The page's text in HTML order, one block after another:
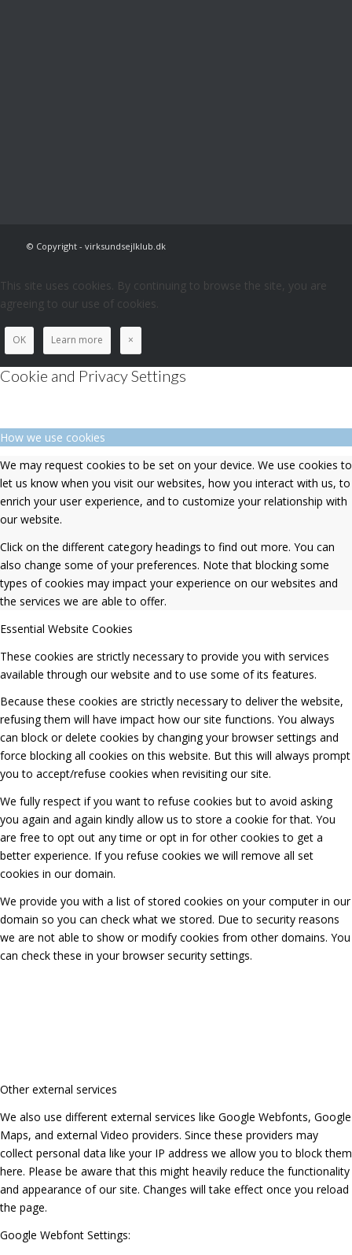
© Copyright - virksundsejlklub.dk
This site uses cookies. By continuing to browse the site, you are
agreeing to our use of cookies.
OK Learn more ×
Cookie and Privacy Settings
How we use cookies
We may request cookies to be set on your device. We use cookies to
let us know when you visit our websites, how you interact with us, to
enrich your user experience, and to customize your relationship with
our website.
Click on the different category headings to find out more. You can
also change some of your preferences. Note that blocking some
types of cookies may impact your experience on our websites and
the services we are able to offer.
Essential Website Cookies
These cookies are strictly necessary to provide you with services
available through our website and to use some of its features.
Because these cookies are strictly necessary to deliver the website,
refusing them will have impact how our site functions. You always
can block or delete cookies by changing your browser settings and
force blocking all cookies on this website. But this will always prompt
you to accept/refuse cookies when revisiting our site.
We fully respect if you want to refuse cookies but to avoid asking
you again and again kindly allow us to store a cookie for that. You
are free to opt out any time or opt in for other cookies to get a
better experience. If you refuse cookies we will remove all set
cookies in our domain.
We provide you with a list of stored cookies on your computer in our
domain so you can check what we stored. Due to security reasons
we are not able to show or modify cookies from other domains. You
can check these in your browser security settings.
Other external services
We also use different external services like Google Webfonts, Google
Maps, and external Video providers. Since these providers may
collect personal data like your IP address we allow you to block them
here. Please be aware that this might heavily reduce the functionality
and appearance of our site. Changes will take effect once you reload
the page.
Google Webfont Settings: